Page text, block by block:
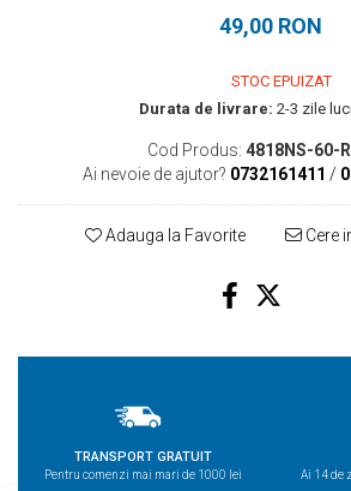
49,00 RON
STOC EPUIZAT
Durata de livrare: 2-3 zile
Cod Produs: 4818NS-60-
Ai nevoie de ajutor? 0732161411 /
Adauga la Favorite Cere
TRANSPORT GRATUIT
Pentru comenzi mai mari de 1000 lei Ai 14 de